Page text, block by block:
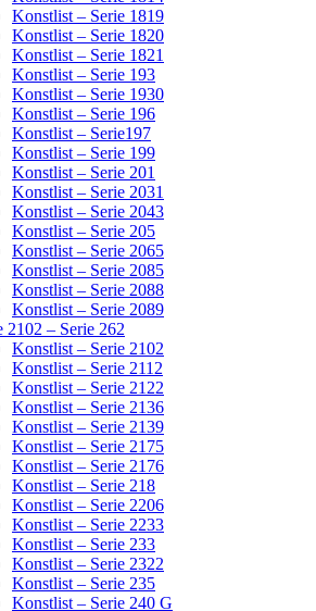
Konstlist – Serie 1819
Konstlist – Serie 1820
Konstlist – Serie 1821
Konstlist – Serie 193
Konstlist – Serie 1930
Konstlist – Serie 196
Konstlist – Serie197
Konstlist – Serie 199
Konstlist – Serie 201
Konstlist – Serie 2031
Konstlist – Serie 2043
Konstlist – Serie 205
Konstlist – Serie 2065
Konstlist – Serie 2085
Konstlist – Serie 2088
Konstlist – Serie 2089
2102 – Serie 262
Konstlist – Serie 2102
Konstlist – Serie 2112
Konstlist – Serie 2122
Konstlist – Serie 2136
Konstlist – Serie 2139
Konstlist – Serie 2175
Konstlist – Serie 2176
Konstlist – Serie 218
Konstlist – Serie 2206
Konstlist – Serie 2233
Konstlist – Serie 233
Konstlist – Serie 2322
Konstlist – Serie 235
Konstlist – Serie 240 G